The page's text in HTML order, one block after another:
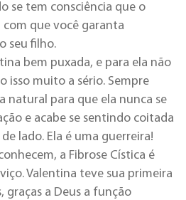
se tem consciência que o
que você garanta
seu filho.
bem puxada, e para ela não
isso muito a sério. Sempre
para que ela nunca se
e acabe se sentindo coitada
lado. Ela é uma guerreira!
a Fibrose Cística é
Valentina teve sua primeira
graças a Deus a função